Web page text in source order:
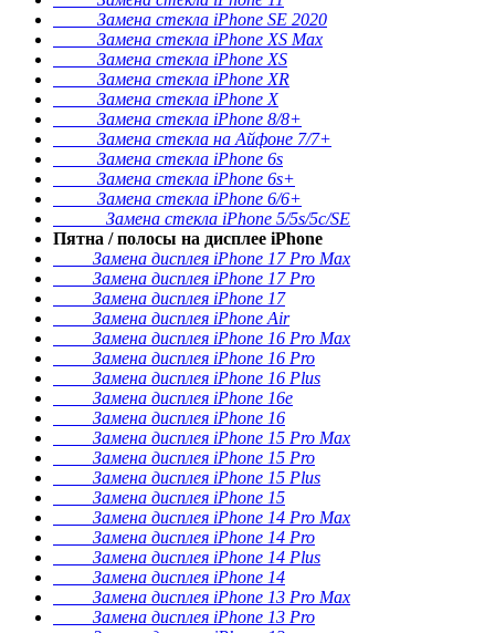
Замена стекла iPhone SE 2020
Замена стекла iPhone XS Max
Замена стекла iPhone XS
Замена стекла iPhone XR
Замена стекла iPhone X
Замена стекла iPhone 8/8+
Замена стекла на Айфоне 7/7+
Замена стекла iPhone 6s
Замена стекла iPhone 6s+
Замена стекла iPhone 6/6+
Замена стекла iPhone 5/5s/5c/SE
Пятна / полосы на дисплее iPhone
Замена дисплея iPhone 17 Pro Max
Замена дисплея iPhone 17 Pro
Замена дисплея iPhone 17
Замена дисплея iPhone Air
Замена дисплея iPhone 16 Pro Max
Замена дисплея iPhone 16 Pro
Замена дисплея iPhone 16 Plus
Замена дисплея iPhone 16e
Замена дисплея iPhone 16
Замена дисплея iPhone 15 Pro Max
Замена дисплея iPhone 15 Pro
Замена дисплея iPhone 15 Plus
Замена дисплея iPhone 15
Замена дисплея iPhone 14 Pro Max
Замена дисплея iPhone 14 Pro
Замена дисплея iPhone 14 Plus
Замена дисплея iPhone 14
Замена дисплея iPhone 13 Pro Max
Замена дисплея iPhone 13 Pro